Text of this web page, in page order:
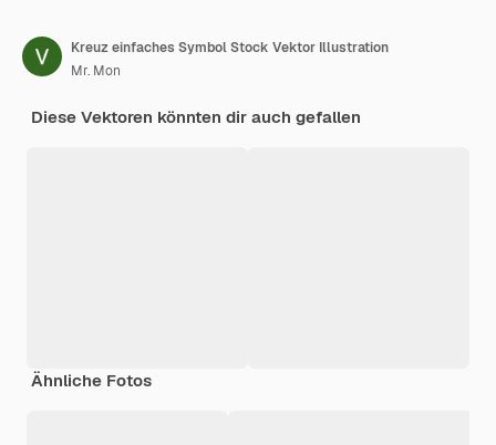
Kreuz einfaches Symbol Stock Vektor Illustration
Mr. Mon
Diese Vektoren könnten dir auch gefallen
Ähnliche Fotos